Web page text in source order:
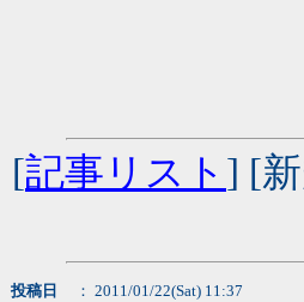
[記事リスト ] [
投稿日
： 2011/01/22(Sat) 11:37